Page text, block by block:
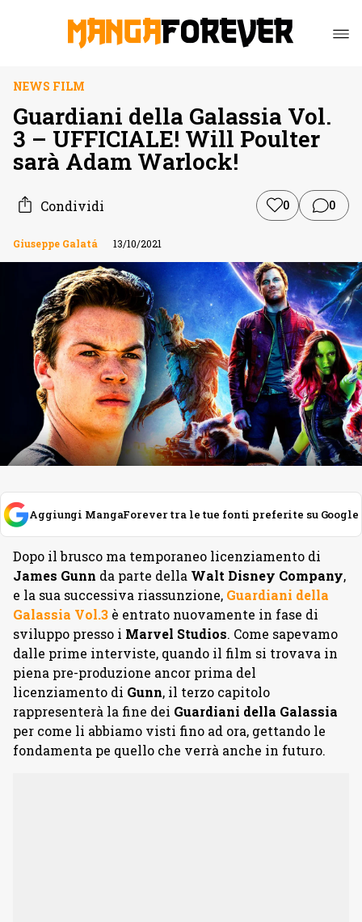
NEWS FILM
Guardiani della Galassia Vol.
3 – UFFICIALE! Will Poulter
sarà Adam Warlock!
Condividi 0 0
Giuseppe Galatá 13/10/2021
Aggiungi MangaForever tra le tue fonti preferite su Google
Dopo il brusco ma temporaneo licenziamento di
James Gunn da parte della Walt Disney Company,
e la sua successiva riassunzione, Guardiani della
Galassia Vol.3 è entrato nuovamente in fase di
sviluppo presso i Marvel Studios. Come sapevamo
dalle prime interviste, quando il film si trovava in
piena pre-produzione ancor prima del
licenziamento di Gunn, il terzo capitolo
rappresenterà la fine dei Guardiani della Galassia
per come li abbiamo visti fino ad ora, gettando le
fondamenta pe quello che verrà anche in futuro.